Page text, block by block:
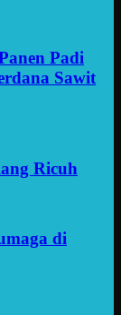
Padi
Sawit
Ricuh
di